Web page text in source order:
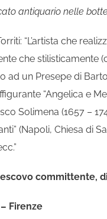
antiquario nelle
“L’artista che
che stilisticamente
ad un Presepe di
“Angelica e
Solimena (1657 –
(Napoli, Chiesa di
committente,
Firenze